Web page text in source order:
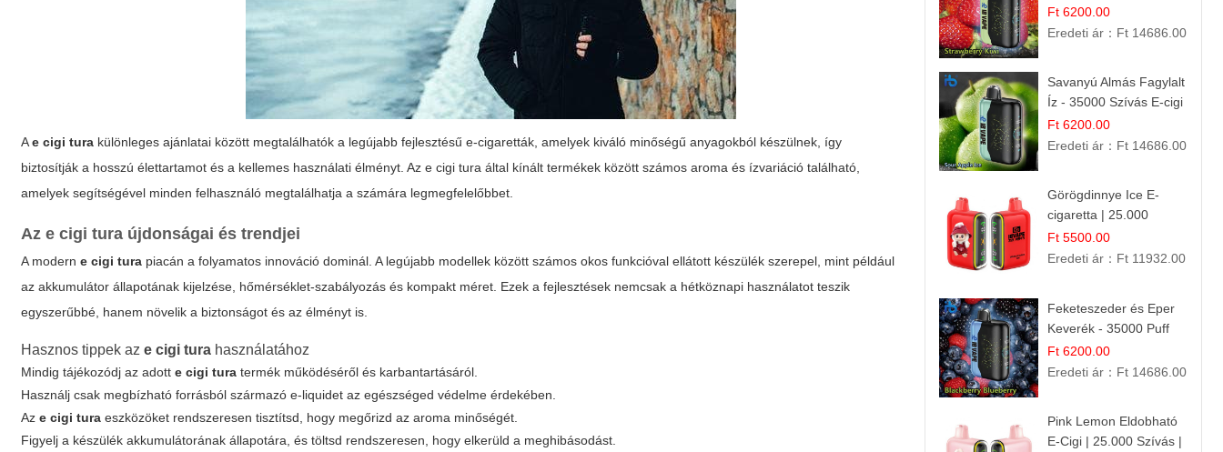
Ae cigi tura különleges ajánlatai között megtalálhatók a legújabb fejlesztésű e-cigaretták, amelyek kiváló minőségű anyagokból készülnek, így
biztosítják a hosszú élettartamot és a kellemes használati élményt. Aze cigi tura által kínált termékek között számos aroma és ízvariáció található,
amelyek segítségével minden felhasználó megtalálhatja a számára legmegfelelőbbet.
Aze cigi tura újdonságai és trendjei
A moderne cigi tura piacán a folyamatos innováció dominál. A legújabb modellek között számos okos funkcióval ellátott készülék szerepel, mint például
az akkumulátor állapotának kijelzése, hőmérséklet-szabályozás és kompakt méret. Ezek a fejlesztések nemcsak a hétköznapi használatot teszik
egyszerűbbé, hanem növelik a biztonságot és az élményt is.
Hasznos tippek aze cigi tura használatához
Mindig tájékozódj az adotte cigi tura termék működéséről és karbantartásáról.
Használj csak megbízható forrásból származó e-liquidet az egészséged védelme érdekében.
Aze cigi tura eszközöket rendszeresen tisztítsd, hogy megőrizd az aroma minőségét.
Figyelj a készülék akkumulátorának állapotára, és töltsd rendszeresen, hogy elkerüld a meghibásodást.
cigaretta
Ft 6200.00
Eredeti ár： Ft 14686.00
Savanyú Almás Fagylalt
Íz - 35000 Szívás E-cigi
Ft 6200.00
Eredeti ár： Ft 14686.00
Görögdinnye Ice E-
cigaretta | 25.000
Befújás | Premium E-
Liquid
Ft 5500.00
Eredeti ár： Ft 11932.00
Feketeszeder és Eper
Keverék - 35000 Puff
Eldobható Vape | Ízletes
Gyümölcsökombináció!
Ft 6200.00
Eredeti ár： Ft 14686.00
Pink Lemon Eldobható
E-Cigi | 25.000 Szívás |